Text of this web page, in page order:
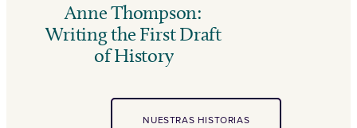
Anne Thompson:
Writing the First Draft
of History
NUESTRAS HISTORIAS